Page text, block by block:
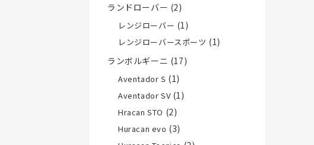
ランドローバー (2)
レンジローバー (1)
レンジローバースポーツ (1)
ランボルギーニ (17)
Aventador S (1)
Aventador SV(1)
Hracan STO (2)
Huracan evo (3)